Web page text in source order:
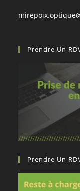
Prendre Un
Prendre Un